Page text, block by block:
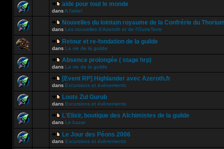
aide pour tout le monde
dansA l'aide!
Nouvelles du lointain royaume de la Confrérie du
dans Les nouvelles d'Azeroth et de l'OutreTerre
Retour et re-fondation de la guilde
dans La vie de la guilde
Absence prolongée ( stage hrp)
dans La vie de la guilde
[Event RP] Highlander avec Azeroth.fr
dans Excursions et évènements
Loots Zul Gurub
dans Excursions et évènements
L'Elixir, boutique des Alchimistes de la guilde
dans Le bazar
Le Jour des Péons 2006
dans Excursions et évènements